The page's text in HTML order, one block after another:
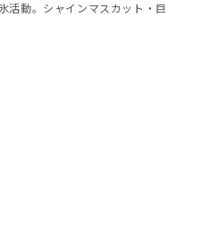
活動。シャインマスカット・巨